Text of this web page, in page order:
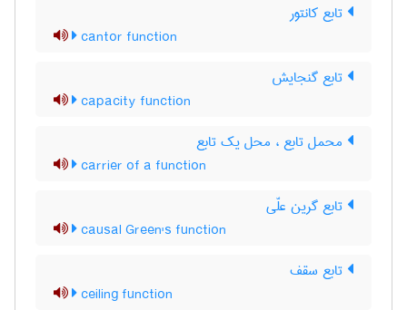
تابع کانتور
cantor function
تابع گنجایش
capacity function
محمل تابع ، محل یک تابع
carrier of a function
تابع گرین علّی
causal Green's function
تابع سقف
ceiling function